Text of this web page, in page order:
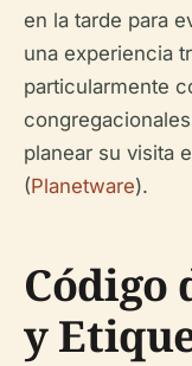
en la tarde para
una experiencia
particularmente
planear su visita
(Planetware).
Código
y